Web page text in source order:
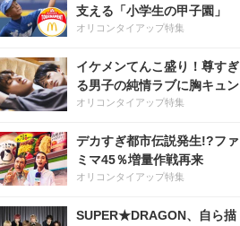
支える「小学生の甲子園」
オリコンタイアップ特集
イケメンてんこ盛り！尊すぎ
る男子の純情ラブに胸キュン
オリコンタイアップ特集
デカすぎ都市伝説発生!?ファ
ミマ45％増量作戦再来
オリコンタイアップ特集
SUPER★DRAGON、自ら描